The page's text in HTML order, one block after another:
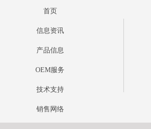
首页
信息资讯
产品信息
OEM服务
技术支持
销售网络